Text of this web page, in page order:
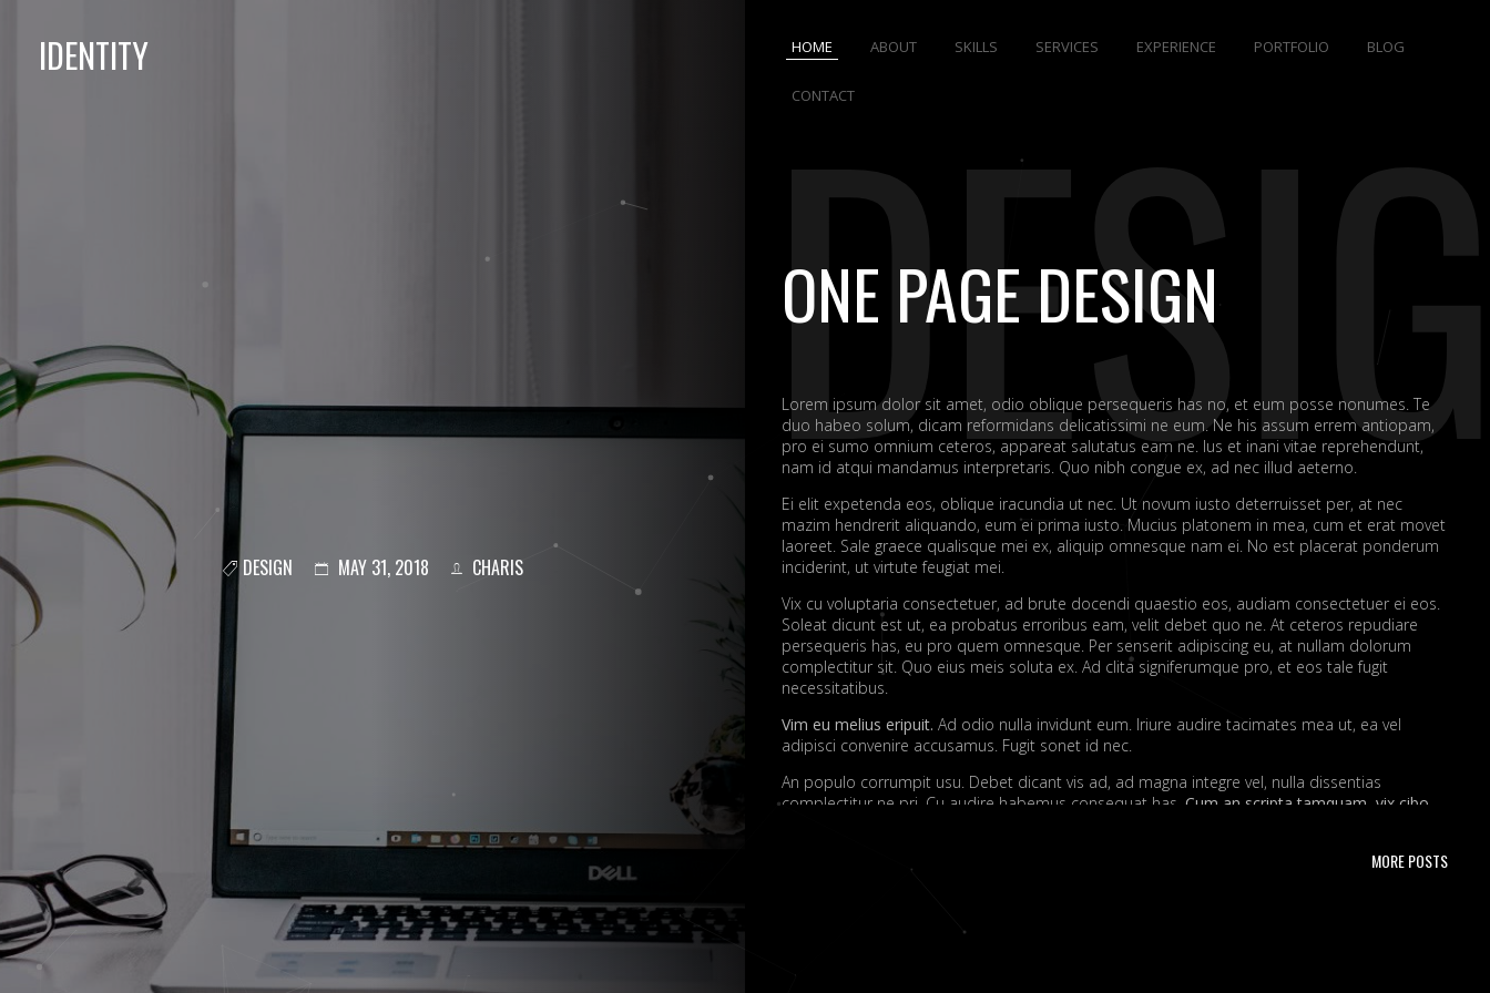
IDENTITY
DESIGN MAY 31, 2018 CHARIS
HOME ABOUT SKILLS SERVICES EXPERIENCE PORTFOLIO BLOG
CONTACT
ONE PAGE DESIGN
Lorem ipsum dolor sit amet, odio oblique persequeris has no, et eum posse nonumes. Te
duo habeo solum, dicam reformidans delicatissimi ne eum. Ne his assum errem antiopam,
pro ei sumo omnium ceteros, appareat salutatus eam ne. Ius et inani vitae reprehendunt,
nam id atqui mandamus interpretaris. Quo nibh congue ex, ad nec illud aeterno.
Ei elit expetenda eos, oblique iracundia ut nec. Ut novum iusto deterruisset per, at nec
mazim hendrerit aliquando, eum ei prima iusto. Mucius platonem in mea, cum et erat movet
laoreet. Sale graece qualisque mei ex, aliquip omnesque nam ei. No est placerat ponderum
inciderint, ut virtute feugiat mei.
Vix cu voluptaria consectetuer, ad brute docendi quaestio eos, audiam consectetuer ei eos.
Soleat dicunt est ut, ea probatus erroribus eam, velit debet quo ne. At ceteros repudiare
persequeris has, eu pro quem omnesque. Per senserit adipiscing eu, at nullam dolorum
complectitur sit. Quo eius meis soluta ex. Ad clita signiferumque pro, et eos tale fugit
necessitatibus.
Vim eu melius eripuit. Ad odio nulla invidunt eum. Iriure audire tacimates mea ut, ea vel
adipisci convenire accusamus. Fugit sonet id nec.
An populo corrumpit usu. Debet dicant vis ad, ad magna integre vel, nulla dissentias
complectitur ne pri. Cu audire habemus consequat has. Cum an scripta tamquam, vix cibo
Nobis gloriatur elaboraret mei et, vix ut possim probatus complectitur.
MORE POSTS